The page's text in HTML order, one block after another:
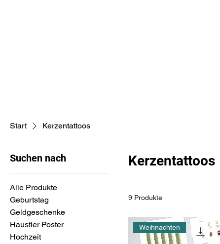
Start Kerzentattoos
Suchen nach
Alle Produkte
Geburtstag
Geldgeschenke
Haustier Poster
Hochzeit
Kerzentattoos
9 Produkte
Weihnachten